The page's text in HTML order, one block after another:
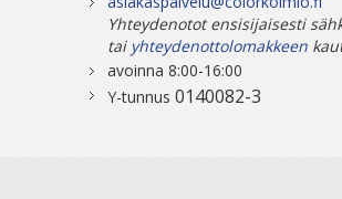
Yhteydenotot ensisijaisesti
tai yhteydenottolomakkeen
avoinna 8:00-16:00
Y-tunnus 0140082-3